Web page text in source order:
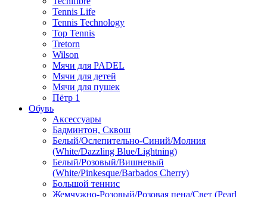
Tennis Life
Tennis Technology
Top Tennis
Tretorn
Wilson
Мячи для PADEL
Мячи для детей
Мячи для пушек
Пётр 1
Обувь
Аксессуары
Бадминтон, Сквош
Белый/Ослепительно-Синий/Молния
(White/Dazzling Blue/Lightning)
Белый/Розовый/Вишневый
(White/Pinkesque/Barbados Cherry)
Большой теннис
Жемчужно-Розовый/Розовая пена/Свет (Pearl